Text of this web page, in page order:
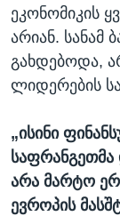
ეკონომიკის
არიან. სანამ
გახდებოდა,
ლიდერების
„ისინი
საფრანგეთმა
არა მარტო
ევროპის